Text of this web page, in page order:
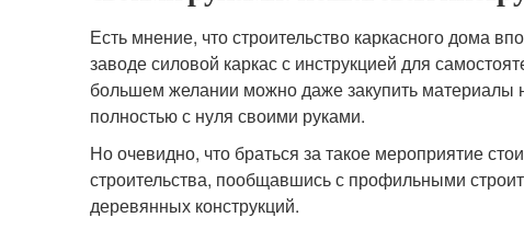
Есть мнение, что строительство каркасного дома
заводе силовой каркас с инструкцией для
большем желании можно даже закупить материалы
полностью с нуля своими руками.
Но очевидно, что браться за такое мероприятие
строительства, пообщавшись с профильными
деревянных конструкций.